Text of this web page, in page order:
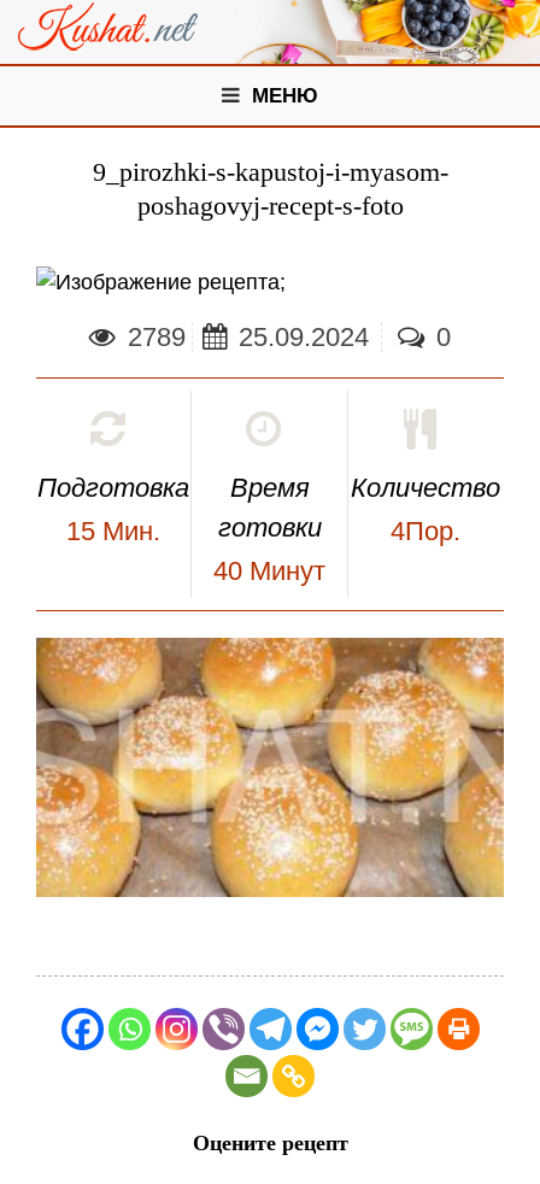
МЕНЮ
9_pirozhki-s-kapustoj-i-myasom-
poshagovyj-recept-s-foto
;
2789 25.09.2024 0
Подготовка
15 Мин.
Время
готовки
40 Минут
Количество
4Пор.
Оцените рецепт